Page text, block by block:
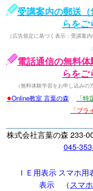
受講案内の郵送
らをご
（広告規定に基づく表示：受講案
電話通信の無料
らをご
（無料体験学習をお申し込み
●Online教室 言葉の森
「
「プラ
株式会社言葉の森 233-
045-
ＩＥ用表示 スマホ用
表示 （スマホ